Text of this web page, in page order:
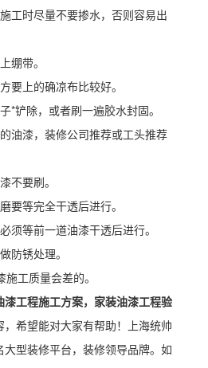
工时尽量不要掺水，否则容易出
绷带。
要上的确凉布比较好。
*铲除，或者刷一遍胶水封固。
油漆，装修公司推荐或工头推荐
不要刷。
要等完全干透后进行。
须等前一道油漆干透后进行。
防锈处理。
工质量会差的。
漆工程施工方案，家装油漆工程验
，希望能对大家有帮助！上海统帅
型装修平台，装修领导品牌。如